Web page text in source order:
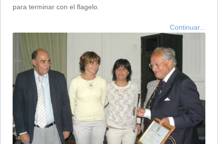
para terminar con el flagelo.
Continuar...